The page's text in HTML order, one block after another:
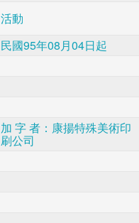
活動
民國95年08月04日起
加 字 者：康揚特殊美術印
刷公司